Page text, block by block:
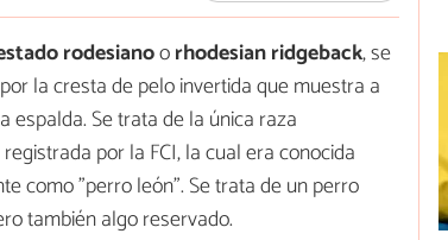
rodesianoorhodesian ridgeback, se
la cresta de pelo invertida que muestra a
espalda. Se trata de la única raza
por la FCI, la cual era conocida
como "perro león". Se trata de un perro
también algo reservado.